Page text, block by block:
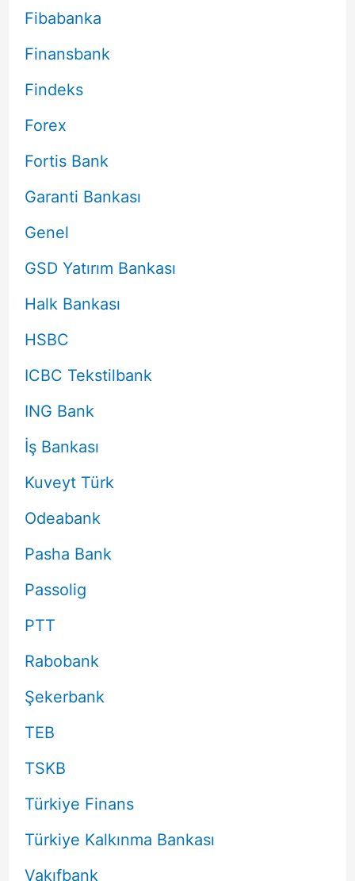
Fibabanka
Finansbank
Findeks
Forex
Fortis Bank
Garanti Bankası
Genel
GSD Yatırım Bankası
Halk Bankası
HSBC
ICBC Tekstilbank
ING Bank
İş Bankası
Kuveyt Türk
Odeabank
Pasha Bank
Passolig
PTT
Rabobank
Şekerbank
TEB
TSKB
Türkiye Finans
Türkiye Kalkınma Bankası
Vakıfbank